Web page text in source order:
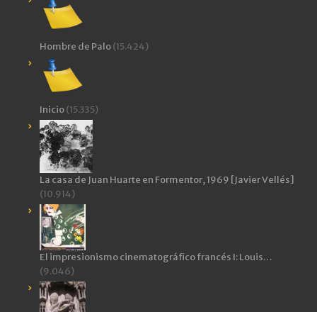
Hombre de Palo(15.424)
Inicio(15.335)
La casa de Juan Huarte en Formentor, 1969 [Javier Vellés]
(10.914)
El impresionismo cinematográfico francés I: Louis…
(9.046)